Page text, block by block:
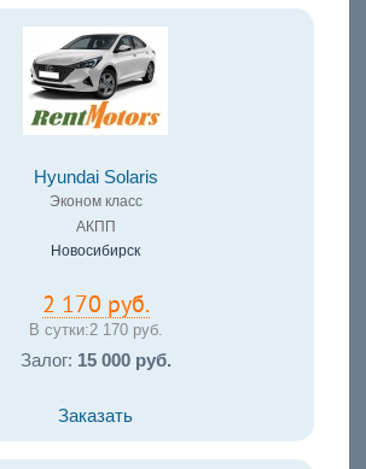
Hyundai Solaris
Эконом класс
АКПП
Новосибирск
2 170 руб.
В сутки:2 170 руб.
Залог: 15 000 руб.
Заказать